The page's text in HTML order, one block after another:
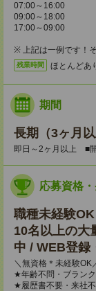
07:00～16:00
09:00～18:00
17:00～09:00
※ 上記は一例です！
残業時間 ほとんどあ
期間
長期（3ヶ月以
即日～2ヶ月以上 ■
応募資格
職種未経験
10名以上の大
中 / WEB登録
＼無資格＊未経験OK
★年齢不問・ブラン
★履歴書不要・来社不